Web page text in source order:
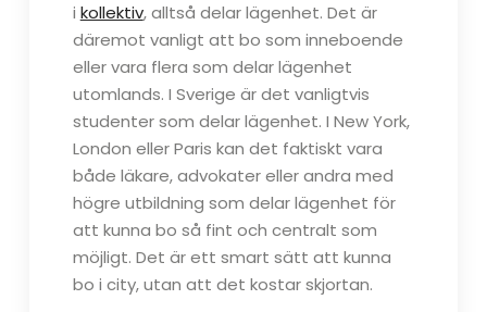
i kollektiv, alltså delar lägenhet. Det är
däremot vanligt att bo som inneboende
eller vara flera som delar lägenhet
utomlands. I Sverige är det vanligtvis
studenter som delar lägenhet. I New York,
London eller Paris kan det faktiskt vara
både läkare, advokater eller andra med
högre utbildning som delar lägenhet för
att kunna bo så fint och centralt som
möjligt. Det är ett smart sätt att kunna
bo i city, utan att det kostar skjortan.